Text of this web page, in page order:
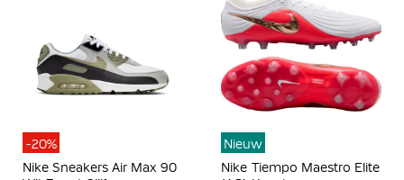
-20%
Nike Sneakers Air Max 90
Nieuw
Nike Tiempo Maestro Elite